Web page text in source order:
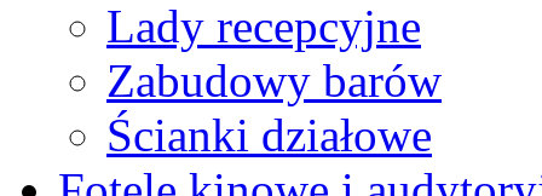
Lady recepcyjne
Zabudowy barów
Ścianki działowe